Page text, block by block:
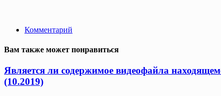
Комментарий
Вам также может понравиться
Является ли содержимое видеофайла
(10.2019)